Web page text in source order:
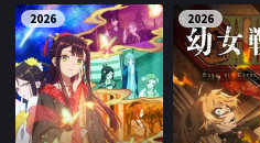
2026 2026